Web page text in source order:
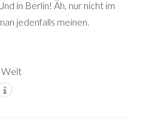
in Berlin! Äh, nur nicht im
jedenfalls meinen.
Welt